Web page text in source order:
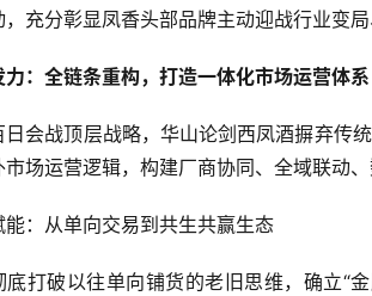
，充分彰显凤香头部品牌主动迎战行业变
力：全链条重构，打造一体化市场运营体系
日会战顶层战略，华山论剑西凤酒摒弃传
场运营逻辑，构建厂商协同、全域联动、
能：从单向交易到共生共赢生态
底打破以往单向铺货的老旧思维，确立“